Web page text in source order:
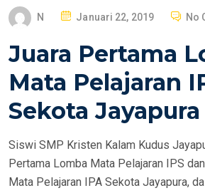
N
E
D
N
Januari 22, 2019 No
Juara Pertama
Mata Pelajaran
Sekota Jayapura
Siswi SMP Kristen Kalam Kudus
Pertama Lomba Mata Pelajaran IPS
Mata Pelajaran IPA Sekota Jayapura,